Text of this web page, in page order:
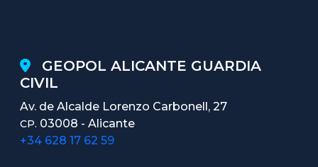
GEOPOL ALICANTE GUARDIA
CIVIL
Av. de Alcalde Lorenzo Carbonell, 27
CP. 03008 - Alicante
+34 628 17 62 59